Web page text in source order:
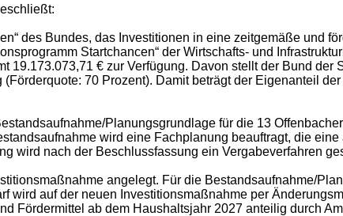
des Bundes, das Investitionen in eine zeitgemäße und
Startchancen“ der Wirtschafts- und
19.173.073,71 € zur Verfügung. Davon stellt der Bund der
70 Prozent). Damit beträgt der Eigenanteil
Planungsgrundlage für die 13
wird eine Fachplanung beauftragt, die
wird nach der Beschlussfassung ein Vergabeverfahren
angelegt. Für die Bestandsaufnahme/
wird auf der neuen Investitionsmaßnahme per
Fördermittel ab dem Haushaltsjahr 2027 anteilig durch